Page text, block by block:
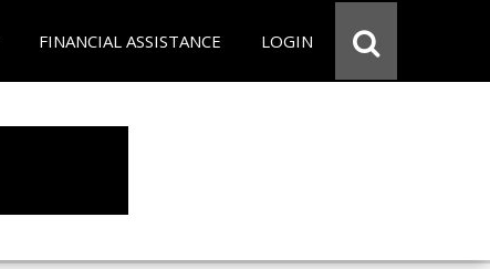
FINANCIAL ASSISTANCE LOGIN